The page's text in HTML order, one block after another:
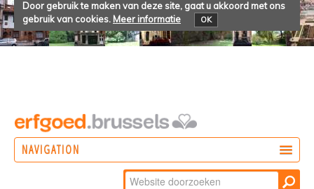
Door gebruik te maken van deze site, gaat u akkoord met ons
gebruik van cookies. Meer informatie OK
NAVIGATION
Zoek